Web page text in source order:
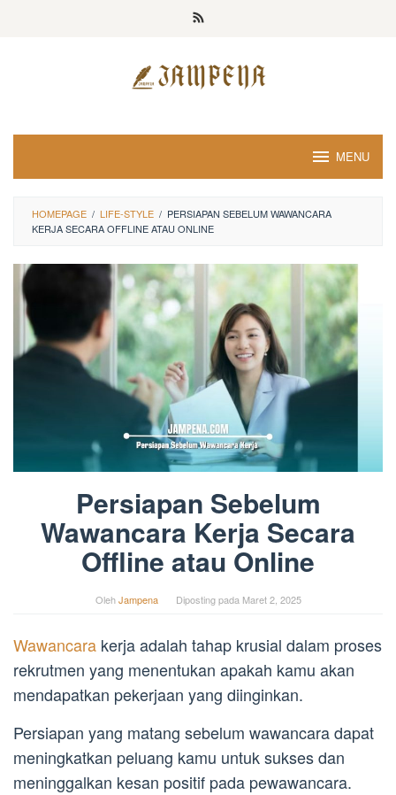
MENU
HOMEPAGE / LIFE-STYLE / PERSIAPAN SEBELUM WAWANCARA
KERJA SECARA OFFLINE ATAU ONLINE
Persiapan Sebelum
Wawancara Kerja Secara
Offline atau Online
OlehJampena Diposting pada Maret 2, 2025
Wawancara kerja adalah tahap krusial dalam proses
rekrutmen yang menentukan apakah kamu akan
mendapatkan pekerjaan yang diinginkan.
Persiapan yang matang sebelum wawancara dapat
meningkatkan peluang kamu untuk sukses dan
meninggalkan kesan positif pada pewawancara.